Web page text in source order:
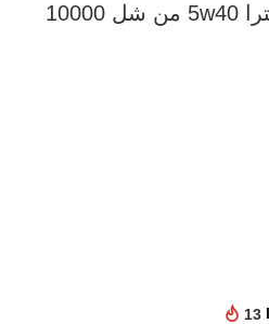
زيت محرك هيليكس الترا 5w40 من شل 10000
13